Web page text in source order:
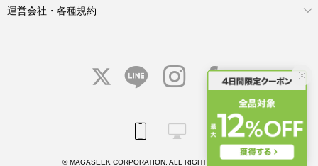
運営会社・各種規約
© MAGASEEK CORPORATION. ALL RIGHTS RESERVED.